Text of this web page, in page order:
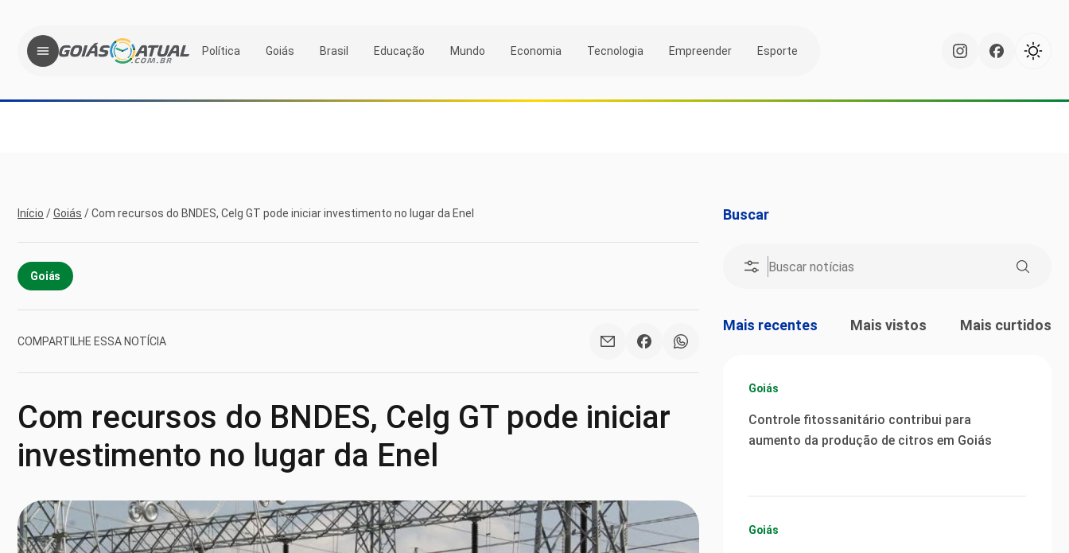
Política Goiás Brasil Educação Mundo Economia Tecnologia Empreender Esporte
Início /Goiás /Com recursos do BNDES, Celg GT pode iniciar investimento no lugar da Enel
Goiás
COMPARTILHE ESSA NOTÍCIA
Com recursos do BNDES, Celg GT pode iniciar
investimento no lugar da Enel
Buscar
Mais recentes Mais vistos Mais curtidos
Goiás
Controle fitossanitário contribui para
aumento da produção de citros em Goiás
Goiás